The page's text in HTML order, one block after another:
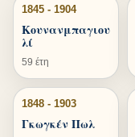
1845 - 1904
Κουνανμπαγιου
λί
59 έτη
1848 - 1903
Γκωγκέν Πωλ